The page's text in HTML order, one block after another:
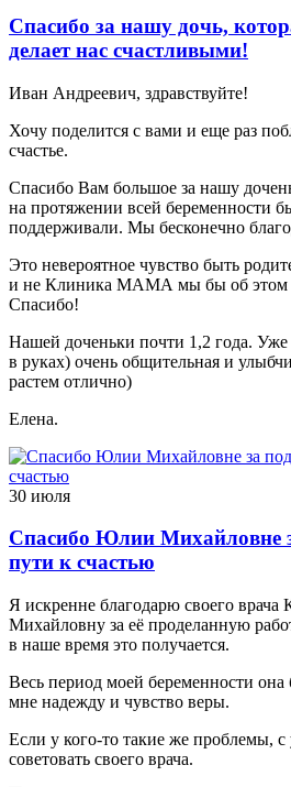
Спасибо за нашу дочь,
делает нас счастливыми!
Иван Андреевич, здравствуйте!
Хочу поделится с вами и еще раз
счастье.
Спасибо Вам большое за нашу
на протяжении всей беременности
поддерживали. Мы бесконечно
Это невероятное чувство быть
и не Клиника МАМА мы бы об этом
Спасибо!
Нашей доченьки почти 1,2 года. Уже
в руках) очень общительная и
растем отлично)
Елена.
30 июля
Спасибо Юлии Михайловне
пути к счастью
Я искренне благодарю своего
Михайловну за её проделанную
в наше время это получается.
Весь период моей беременности
мне надежду и чувство веры.
Если у кого-то такие же проблемы,
советовать своего врача.